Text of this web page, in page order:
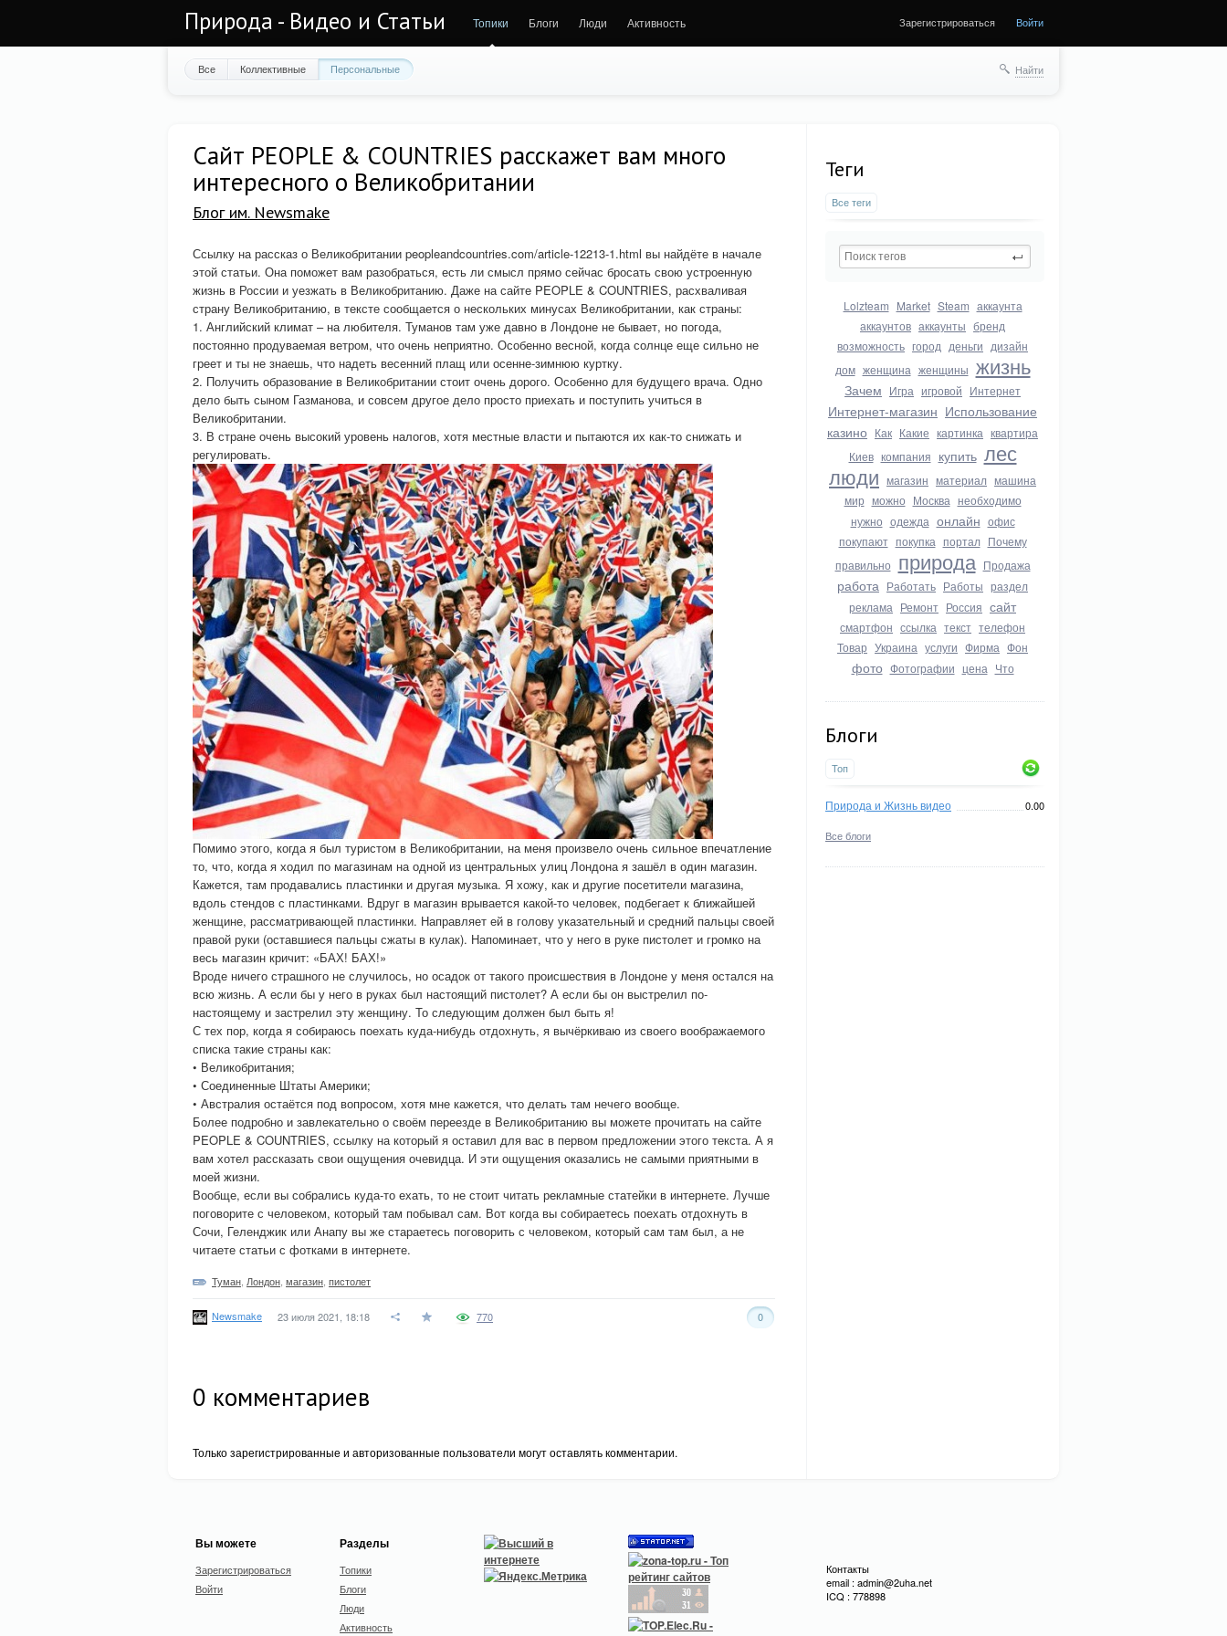
Природа - Видео и Статьи Топики Блоги Люди Активность Зарегистрироваться Войти
Все Коллективные Персональные Найти
Теги
Все теги
Lolzteam Market Steam аккаунта
аккаунтов аккаунты бренд
возможность город деньги дизайн
дом женщина женщины жизнь
Зачем Игра игровой Интернет
Интернет-магазин Использование
казино Как Какие картинка квартира
Киев компания купить лес
люди магазин материал машина
мир можно Москва необходимо
нужно одежда онлайн офис
покупают покупка портал Почему
правильно природа Продажа
работа Работать Работы раздел
реклама Ремонт Россия сайт
смартфон ссылка текст телефон
Товар Украина услуги Фирма Фон
фото Фотографии цена Что
Блоги
Топ
Природа и Жизнь видео 0.00
Все блоги
Сайт PEOPLE & COUNTRIES расскажет вам много
интересного о Великобритании
Блог им. Newsmake
Ссылку на рассказ о Великобритании peopleandcountries.com/article-12213-1.html вы найдёте в начале
этой статьи. Она поможет вам разобраться, есть ли смысл прямо сейчас бросать свою устроенную
жизнь в России и уезжать в Великобританию. Даже на сайте PEOPLE & COUNTRIES, расхваливая
страну Великобританию, в тексте сообщается о нескольких минусах Великобритании, как страны:
1. Английский климат – на любителя. Туманов там уже давно в Лондоне не бывает, но погода,
постоянно продуваемая ветром, что очень неприятно. Особенно весной, когда солнце еще сильно не
греет и ты не знаешь, что надеть весенний плащ или осенне-зимнюю куртку.
2. Получить образование в Великобритании стоит очень дорого. Особенно для будущего врача. Одно
дело быть сыном Газманова, и совсем другое дело просто приехать и поступить учиться в
Великобритании.
3. В стране очень высокий уровень налогов, хотя местные власти и пытаются их как-то снижать и
регулировать.
Помимо этого, когда я был туристом в Великобритании, на меня произвело очень сильное впечатление
то, что, когда я ходил по магазинам на одной из центральных улиц Лондона я зашёл в один магазин.
Кажется, там продавались пластинки и другая музыка. Я хожу, как и другие посетители магазина,
вдоль стендов с пластинками. Вдруг в магазин врывается какой-то человек, подбегает к ближайшей
женщине, рассматривающей пластинки. Направляет ей в голову указательный и средний пальцы своей
правой руки (оставшиеся пальцы сжаты в кулак). Напоминает, что у него в руке пистолет и громко на
весь магазин кричит: «БАХ! БАХ!»
Вроде ничего страшного не случилось, но осадок от такого происшествия в Лондоне у меня остался на
всю жизнь. А если бы у него в руках был настоящий пистолет? А если бы он выстрелил по-
настоящему и застрелил эту женщину. То следующим должен был быть я!
С тех пор, когда я собираюсь поехать куда-нибудь отдохнуть, я вычёркиваю из своего воображаемого
списка такие страны как:
• Великобритания;
• Соединенные Штаты Америки;
• Австралия остаётся под вопросом, хотя мне кажется, что делать там нечего вообще.
Более подробно и завлекательно о своём переезде в Великобританию вы можете прочитать на сайте
PEOPLE & COUNTRIES, ссылку на который я оставил для вас в первом предложении этого текста. А я
вам хотел рассказать свои ощущения очевидца. И эти ощущения оказались не самыми приятными в
моей жизни.
Вообще, если вы собрались куда-то ехать, то не стоит читать рекламные статейки в интернете. Лучше
поговорите с человеком, который там побывал сам. Вот когда вы собираетесь поехать отдохнуть в
Сочи, Геленджик или Анапу вы же стараетесь поговорить с человеком, который сам там был, а не
читаете статьи с фотками в интернете.
Туман Лондон магазин пистолет
Newsmake 23 июля 2021, 18:18 0
770
0 комментариев
Только зарегистрированные и авторизованные пользователи могут оставлять комментарии.
Вы можете
Зарегистрироваться
Войти
Разделы
Топики
Блоги
Люди
Активность
Контакты
email : admin@2uha.net
ICQ : 778898